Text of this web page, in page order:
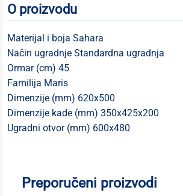
O proizvodu
Materijal i boja Sahara
Način ugradnje Standardna ugradnja
Ormar (cm) 45
Familija Maris
Dimenzije (mm) 620x500
Dimenzije kade (mm) 350x425x200
Ugradni otvor (mm) 600x480
Preporučeni proizvodi